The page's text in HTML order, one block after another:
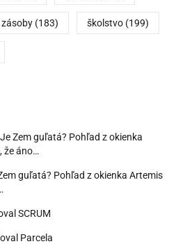
zásoby (183) školstvo (199)
Je Zem guľatá? Pohľad z okienka
že áno…
guľatá? Pohľad z okienka Artemis
SCRUM
Parcela